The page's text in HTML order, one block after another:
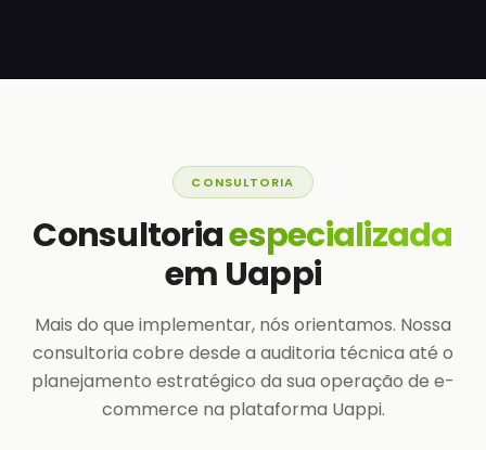
CONSULTORIA
Consultoriaespecializada
em Uappi
Mais do que implementar, nós orientamos. Nossa
consultoria cobre desde a auditoria técnica até o
planejamento estratégico da sua operação de e-
commerce na plataforma Uappi.